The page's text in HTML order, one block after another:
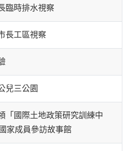
臨時排水視察
長工區視察
兒三公園
「國際土地政策研究訓練中
家成員參訪故事館